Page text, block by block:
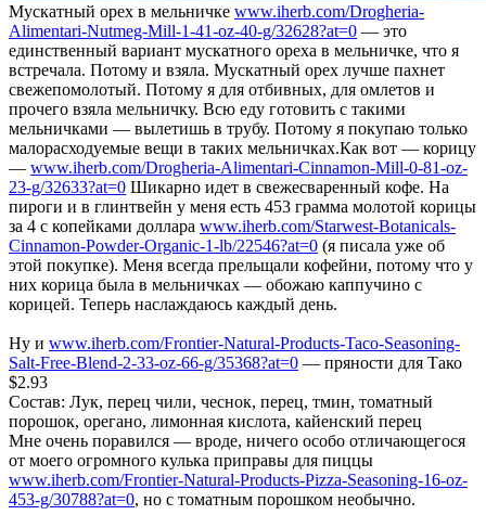
Мускатный орех в мельничке www.iherb.com/Drogheria-
Alimentari-Nutmeg-Mill-1-41-oz-40-g/32628?at=0 — это
единственный вариант мускатного ореха в мельничке, что я
встречала. Потому и взяла. Мускатный орех лучше пахнет
свежепомолотый. Потому я для отбивных, для омлетов и
прочего взяла мельничку. Всю еду готовить с такими
мельничками — вылетишь в трубу. Потому я покупаю только
малорасходуемые вещи в таких мельничках.Как вот — корицу
— www.iherb.com/Drogheria-Alimentari-Cinnamon-Mill-0-81-oz-
23-g/32633?at=0 Шикарно идет в свежесваренный кофе. На
пироги и в глинтвейн у меня есть 453 грамма молотой корицы
за 4 с копейками доллара www.iherb.com/Starwest-Botanicals-
Cinnamon-Powder-Organic-1-lb/22546?at=0 (я писала уже об
этой покупке). Меня всегда прельщали кофейни, потому что у
них корица была в мельничках — обожаю каппучино с
корицей. Теперь наслаждаюсь каждый день.
Ну и www.iherb.com/Frontier-Natural-Products-Taco-Seasoning-
Salt-Free-Blend-2-33-oz-66-g/35368?at=0 — пряности для Тако
$2.93
Состав: Лук, перец чили, чеснок, перец, тмин, томатный
порошок, орегано, лимонная кислота, кайенский перец
Мне очень поравился — вроде, ничего особо отличающегося
от моего огромного кулька приправы для пиццы
www.iherb.com/Frontier-Natural-Products-Pizza-Seasoning-16-oz-
453-g/30788?at=0, но с томатным порошком необычно.